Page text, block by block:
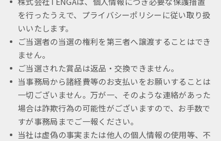
を行ったうえで、プライバシーポリシーに従い取り扱
いいたします。
ご当選者の当選の権利を第三者へ譲渡することはでき
ません。
ご当選された賞品は返品・交換できません。
当事務局から諸経費等のお支払いをお願いすることは
一切ございません。万が一、そのような連絡があった
場合は詐欺行為の可能性がございますので、お手数で
すが事務局までご一報ください。
当社は虚偽の事実または他人の個人情報の使用等、不